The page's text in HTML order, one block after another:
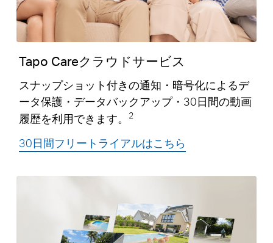
Tapo Careクラウドサービス
スナップショット付きの通知・暗号化によるデ
ータ保護・データバックアップ・30日間の動画
履歴を利用できます。
2
30日間フリートライアルはこちら